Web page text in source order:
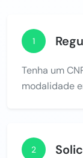
1
Tenha um
modalidade
2